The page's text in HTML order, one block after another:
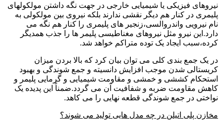
نیروهای فیزیکی یا شیمیایی خارجی در جهت نگه داشتن مولکولهای
پلیمری در کنار هم دیگر نقشی ندارند بلکه نیروی بین مولکولی به
نام نیرویی واندروالسی،زنجیر های پلیمری را کنار هم نگه می
دارد.این نیرو مثل نیروهای مغناطیسی پلیمر ها را جذب همدیگر
کرده،سبب ایجاد یک توده متراکم خواهد شد.
در یک جمع بندی کلی می توان بیان کرد که بالا بردن میزان
کریستالی شدن موجب افزایش دانسیته و جمع شوندگی و بهبود
استحکام کششی و خمشی و مقاومت شیمیایی و گرمایی پلیمر و
کاهش مقاومت ضربه و شفافیت آن می گردد.ضمناً این پدیده یک
نواختی در جمع شوندگی قطعه نهایی را می کاهد.
مخازن پلی اتیلن در چه مدل هایی تولید می شوند؟